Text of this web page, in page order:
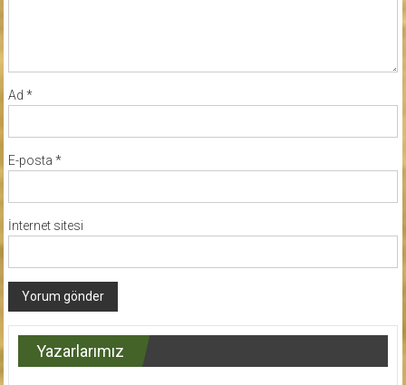
Ad *
E-posta *
İnternet sitesi
Yazarlarımız